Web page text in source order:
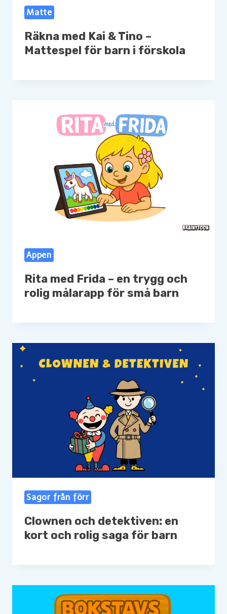
Matte
Räkna med Kai & Tino –
Mattespel för barn i förskola
Appen
Rita med Frida – en trygg och
rolig målarapp för små barn
Sagor från förr
Clownen och detektiven: en
kort och rolig saga för barn